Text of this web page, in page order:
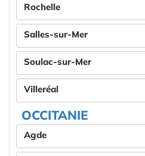
Rochelle
Salles-sur-Mer
Soulac-sur-Mer
Villeréal
OCCITANIE
Agde